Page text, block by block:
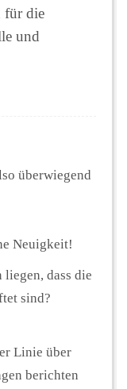
für die
und
überwiegend
Neuigkeit!
dass die
sind?
Linie über
berichten